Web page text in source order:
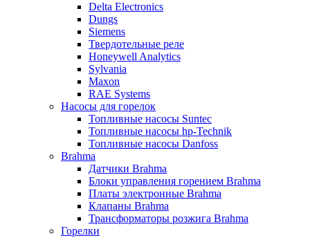
Delta Electronics
Dungs
Siemens
Твердотельные реле
Honeywell Analytics
Sylvania
Maxon
RAE Systems
Насосы для горелок
Топливные насосы Suntec
Топливные насосы hp-Technik
Топливные насосы Danfoss
Brahma
Датчики Brahma
Блоки управления горением Brahma
Платы электронные Brahma
Клапаны Brahma
Трансформаторы розжига Brahma
Горелки